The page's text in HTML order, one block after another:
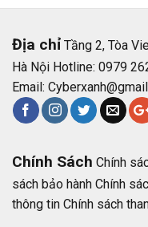
Địa chỉTầng 2, Tòa
Hà Nội Hotline: 0979
Email:
Chính Sách Chính
sách bảo hành Chính
thông tin Chính sách